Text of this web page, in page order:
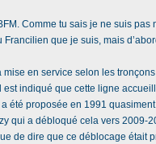
Comme tu sais je ne suis pas
que je suis, mais
en service selon les
est indiqué que cette ligne
été proposée en 1991
qui a débloqué cela vers 2009-
de dire que ce déblocage était